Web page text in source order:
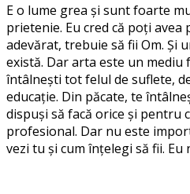
E o lume grea și sunt foarte
prietenie. Eu cred că poți
adevărat, trebuie să fii Om. Și
există. Dar arta este un mediu
întâlnești tot felul de suflete,
educație. Din păcate, te
dispuși să facă orice și pentru
profesional. Dar nu este
vezi tu și cum înțelegi să fii.